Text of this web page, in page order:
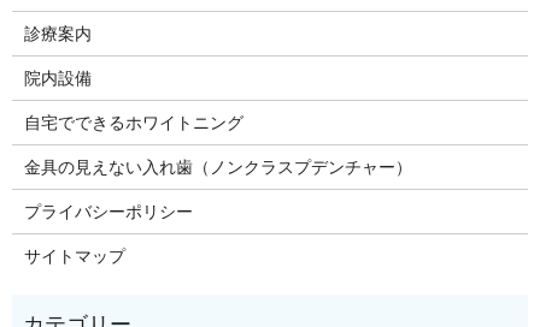
診療案内
院内設備
自宅でできるホワイトニング
金具の見えない入れ歯（ノンクラスプデンチャー）
プライバシーポリシー
サイトマップ